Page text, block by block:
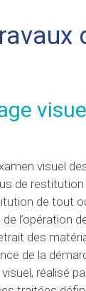
visuel
de
de tout
l’opération
des
de la
réalisé